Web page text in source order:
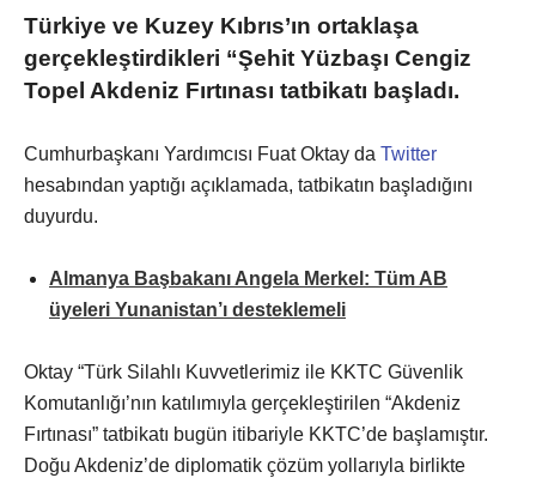
Türkiye ve Kuzey Kıbrıs’ın ortaklaşa
gerçekleştirdikleri “Şehit Yüzbaşı Cengiz
Topel Akdeniz Fırtınası tatbikatı başladı.
Cumhurbaşkanı Yardımcısı Fuat Oktay da Twitter
hesabından yaptığı açıklamada, tatbikatın başladığını
duyurdu.
Almanya Başbakanı Angela Merkel: Tüm AB
üyeleri Yunanistan’ı desteklemeli
Oktay “Türk Silahlı Kuvvetlerimiz ile KKTC Güvenlik
Komutanlığı’nın katılımıyla gerçekleştirilen “Akdeniz
Fırtınası” tatbikatı bugün itibariyle KKTC’de başlamıştır.
Doğu Akdeniz’de diplomatik çözüm yollarıyla birlikte